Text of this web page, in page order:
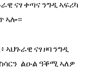
ናፃ ቀጣና ንግዲኣፍሪካ
ኣሎ።
ኣህጉራዊ ናፃዞባ ንግዲ
ልዑል ዓቕሚኣለዎ